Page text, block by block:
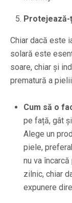
Protejează-
Chiar dacă este
solară este
soare, chiar și
prematură a
Cum să o
pe față, gât
Alege un
piele,
nu va
zilnic, chiar
expunere